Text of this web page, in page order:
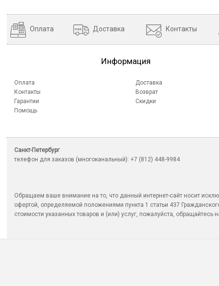
Оплата Доставка Контакты
Информация
Оплата
Контакты
Гарантии
Помощь
Доставка
Возврат
Скидки
Санкт-Петербург
телефон для заказов (многоканальный): +7 (812) 448-9984
Обращаем ваше внимание на то, что данный интернет-сайт носит
офертой, определяемой положениями пункта 1 статьи 437
стоимости указанных товаров и (или) услуг, пожалуйста, обращайтесь